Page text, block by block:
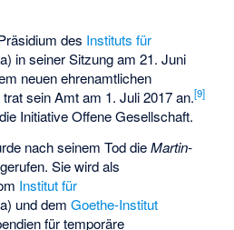
des Instituts für
in seiner Sitzung am 21. Juni
neuen ehrenamtlichen
sein Amt am 1. Juli 2017 an.[9]
Initiative Offene Gesellschaft.
nach seinem Tod dieMartin-
Sie wird als
Institut für
und demGoethe-Institut
für temporäre